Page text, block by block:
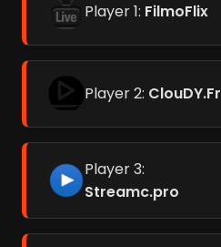
Player 1: FilmoFlix
Player 2: ClouDY.Fr
Player 3:
Streamc.pro